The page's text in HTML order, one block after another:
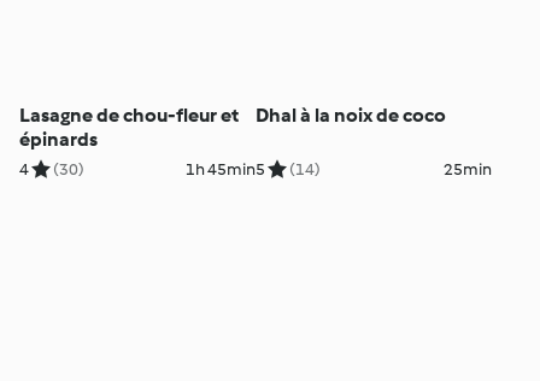
Lasagne de chou-fleur et
épinards
4 (30) 1h 45min
Dhal à la noix de coco
5 (14) 25min